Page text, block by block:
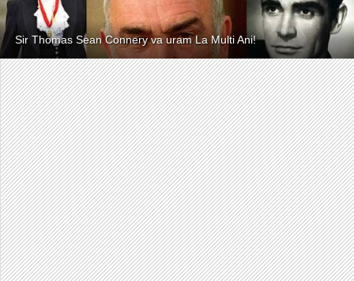
Sir Thomas Sean Connery va uram La Multi Ani!